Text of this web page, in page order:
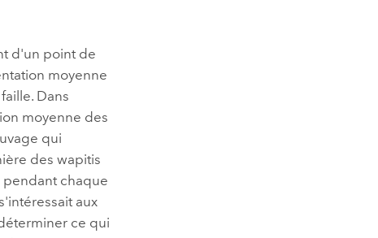
d'un point de
moyenne
Dans
moyenne des
qui
des wapitis
pendant chaque
aux
ce qui